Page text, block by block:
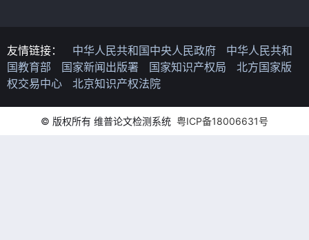
友情链接： 中华人民共和国中央人民政府
中华人民共和
国教育部
国家新闻出版署 国家知识产权局
北方国家版
权交易中心
北京知识产权法院
© 版权所有 维普论文检测系统 粤ICP备18006631号